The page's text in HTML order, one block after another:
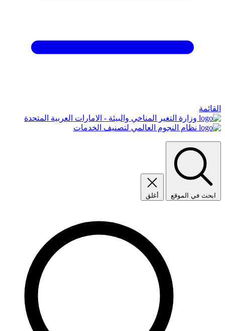
القائمة
وزارة التغير المناخي والبيئة - الامارات العربية المتحدة
نظام النجوم العالمي لتصنيف الخدمات
ابحث في الموقع أغلق